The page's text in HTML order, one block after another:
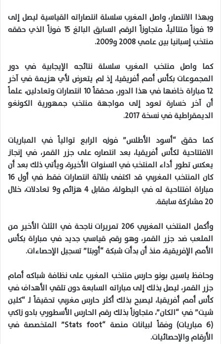
وبهذا الانتصار، واصل المغرب سلسلة انتصاراته القياسية ليصل إلى
19 فوزاً متتالياً، متجاوزاً الرقم السابق البالغ 15 فوزاً الذي حققه
منتخب إسبانيا بين عامي 2008 و2009.
كما واصل منتخب المغرب سلسلة نتائجه الإيجابية في دور
المجموعات بكأس أمم أفريقيا، إذ لم يتعرض لأي هزيمة في آخر
12 مباراة خاضها في هذا الدور، محققاً 10 انتصارات وتعادلين، علماً
أن آخر خسارة تعود إلى مواجهة منتخب جمهورية الكونغو
الديمقراطية في نسخة 2017.
كما حقق “أسود الأطلس” فوزه الرابع توالياً في المباريات
الافتتاحية لكأس أفريقيا، بعد انتصاره على جزر القمر، في إنجاز
يعكس تطور أداء المنتخب في السنوات الأخيرة، ويأتي ذلك بعد أن
كان المنتخب المغربي قد اكتفى بثلاثة انتصارات فقط في أول 16
مباراة افتتاحية له في البطولة، مقابل 4 هزائم و9 تعادلات، خلال
20 مشاركة سابقة.
وأكمل المنتخب المغربي 206 تمريرات ناجحة في الثلث الأخير من
الملعب ضد جزر القمر، وهو رقم قياسي جديد في مباراة بكأس
الأمم الإفريقية، منذ أن بدأت شبكة “أوبتا” تسجيل الإحصاءات.
وحافظ ياسين بونو حارس منتخب المغرب على نظافة شباكه أمام
جزر القمر، ليصل بذلك إلى مباراته السابعة دون تلقي الأهداف في
كأس أمم أفريقيا، ليصبح بذلك أكثر حارس مغربي تحقيقاً لـ “كلين
شيت” في “الكان”، متجاوزاً بذلك رقم الحارس الأسطوري بادو زاكي
(6 مباريات) وفقاً لبيانات منصة “Stats foot” المتخصصة في
الأرقام والإحصائيات.